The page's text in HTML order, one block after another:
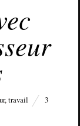
,travail
3